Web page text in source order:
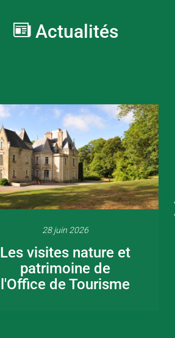
Actualités
28 juin 2026
Les visites nature et
patrimoine de
l'Office de Tourisme